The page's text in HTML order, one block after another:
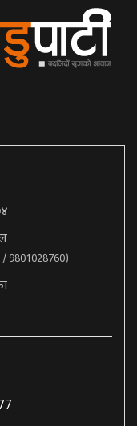
9801028760)